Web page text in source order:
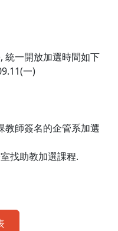
統一開放加選時間如下
一)
教師簽名的企管系加選
找助教加選課程.